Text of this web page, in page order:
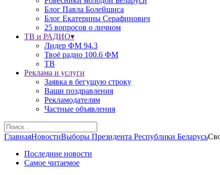
Блог Павла Болейшиса
Блог Екатерины Серафинович
25 вопросов о личном
ТВ и РАДИО▾
Лидер ФМ 94.3
Твоё радио 100.6 ФМ
ТВ
Реклама и услуги
Заявка в бегущую строку
Ваши поздравления
Рекламодателям
Частные объявления
ГлавнаяНовостиВыборы Президента Республики Беларусь
Последние новости
Самое читаемое